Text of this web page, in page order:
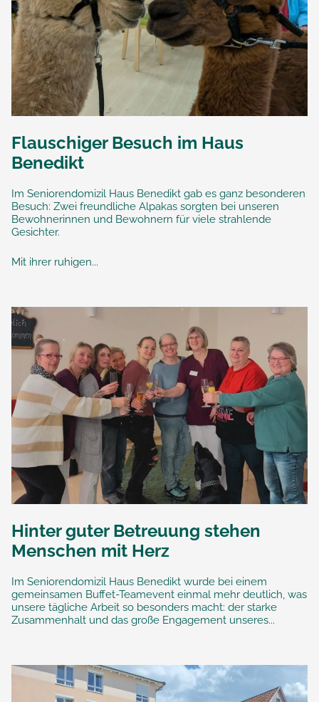
Flauschiger Besuch im Haus
Benedikt
Im Seniorendomizil Haus Benedikt gab es ganz besonderen
Besuch: Zwei freundliche Alpakas sorgten bei unseren
Bewohnerinnen und Bewohnern für viele strahlende
Gesichter.
Mit ihrer ruhigen...
Hinter guter Betreuung stehen
Menschen mit Herz
Im Seniorendomizil Haus Benedikt wurde bei einem
gemeinsamen Buffet-Teamevent einmal mehr deutlich, was
unsere tägliche Arbeit so besonders macht: der starke
Zusammenhalt und das große Engagement unseres...